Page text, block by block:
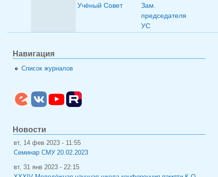
Учёный Совет
Зам.
председателя
УС
Навигация
Список журналов
Новости
вт, 14 фев 2023 - 11:55
Семинар СМУ 20.02.2023
вт, 31 янв 2023 - 22:15